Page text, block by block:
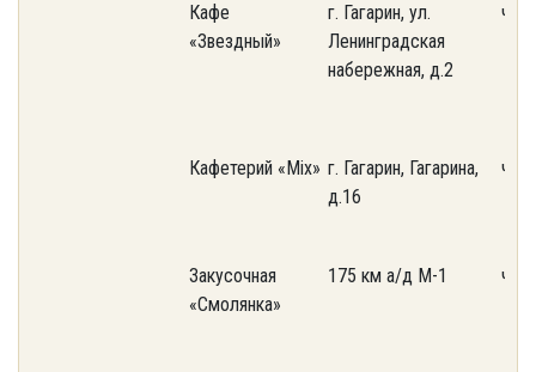
Кафе
«Звездный»
г. Гагарин, ул.
Ленинградская
набережная, д.2
Кафетерий «Mix» г. Гагарин, Гагарина,
д.16
Закусочная
«Смолянка»
175 км а/д М-1